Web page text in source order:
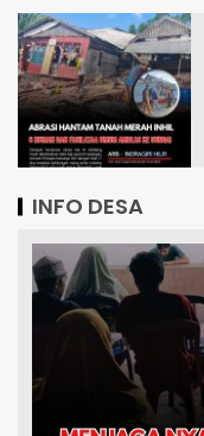
INFO DESA